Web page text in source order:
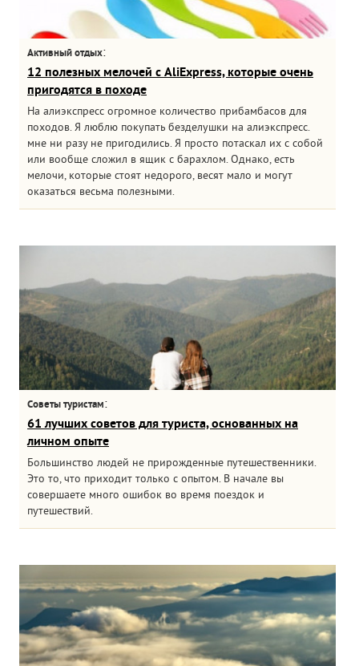
Активный отдых:
12 полезных мелочей с AliExpress, которые очень
пригодятся в походе
На алиэкспресс огромное количество прибамбасов для
походов. Я люблю покупать безделушки на алиэкспресс.
мне ни разу не пригодились. Я просто потаскал их с собой
или вообще сложил в ящик с барахлом. Однако, есть
мелочи, которые стоят недорого, весят мало и могут
оказаться весьма полезными.
Советы туристам:
61 лучших советов для туриста, основанных на
личном опыте
Большинство людей не прирожденные путешественники.
Это то, что приходит только с опытом. В начале вы
совершаете много ошибок во время поездок и
путешествий.